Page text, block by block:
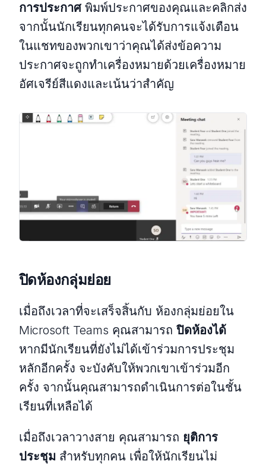
การประกาศพิมพ์ประกาศของคุณและคลิกส่ง
จากนั้นนักเรียนทุกคนจะได้รับการแจ้งเตือน
ในแชทของพวกเขาว่าคุณได้ส่งข้อความ
ประกาศจะถูกทำเครื่องหมายด้วยเครื่องหมาย
อัศเจรีย์สีแดงและเน้นว่าสำคัญ
ปิดห้องกลุ่มย่อย
เมื่อถึงเวลาที่จะเสร็จสิ้นกับ ห้องกลุ่มย่อยใน
Microsoft Teams คุณสามารถ ปิดห้องได้
หากมีนักเรียนที่ยังไม่ได้เข้าร่วมการประชุม
หลักอีกครั้ง จะบังคับให้พวกเขาเข้าร่วมอีก
ครั้ง จากนั้นคุณสามารถดำเนินการต่อในชั้น
เรียนที่เหลือได้
เมื่อถึงเวลาวางสาย คุณสามารถ ยุติการ
ประชุม สำหรับทุกคน เพื่อให้นักเรียนไม่